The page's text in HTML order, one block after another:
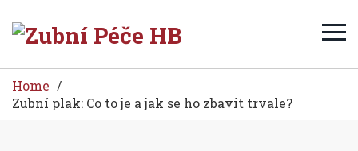
Home
Zubní plak: Co to je a jak se ho zbavit trvale?